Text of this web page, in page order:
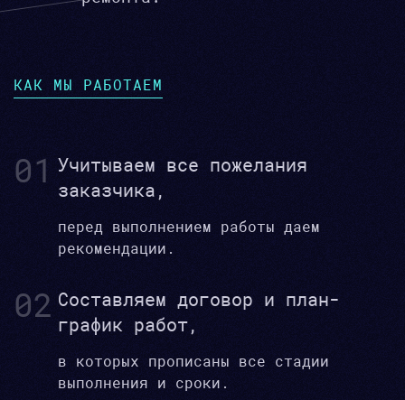
КАК МЫ РАБОТАЕМ
01 Учитываем все пожелания
заказчика,
перед выполнением работы даем
рекомендации.
02 Составляем договор и план-
график работ,
в которых прописаны все стадии
выполнения и сроки.